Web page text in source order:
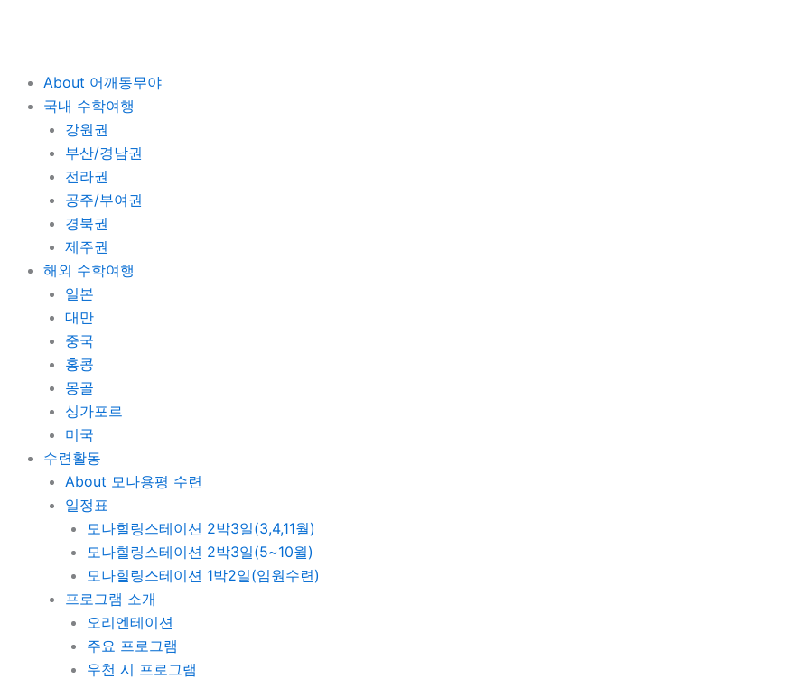
About 어깨동무야
국내 수학여행
강원권
부산/경남권
전라권
공주/부여권
경북권
제주권
해외 수학여행
일본
대만
중국
홍콩
몽골
싱가포르
미국
수련활동
About 모나용평 수련
일정표
모나힐링스테이션 2박3일(3,4,11월)
모나힐링스테이션 2박3일(5~10월)
모나힐링스테이션 1박2일(임원수련)
프로그램 소개
오리엔테이션
주요 프로그램
우천 시 프로그램